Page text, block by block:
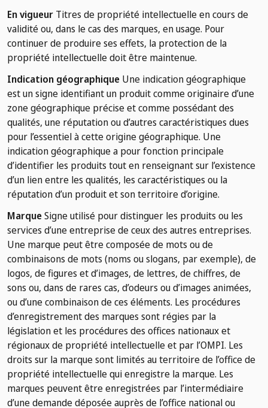
En vigueur Titres de propriété intellectuelle en cours de
validité ou, dans le cas des marques, en usage. Pour
continuer de produire ses effets, la protection de la
propriété intellectuelle doit être maintenue.
Indication géographique Une indication géographique
est un signe identifiant un produit comme originaire d’une
zone géographique précise et comme possédant des
qualités, une réputation ou d’autres caractéristiques dues
pour l’essentiel à cette origine géographique. Une
indication géographique a pour fonction principale
d’identifier les produits tout en renseignant sur l’existence
d’un lien entre les qualités, les caractéristiques ou la
réputation d’un produit et son territoire d’origine.
MarqueSigne utilisé pour distinguer les produits ou les
services d’une entreprise de ceux des autres entreprises.
Une marque peut être composée de mots ou de
combinaisons de mots (noms ou slogans, par exemple), de
logos, de figures et d’images, de lettres, de chiffres, de
sons ou, dans de rares cas, d’odeurs ou d’images animées,
ou d’une combinaison de ces éléments. Les procédures
d’enregistrement des marques sont régies par la
législation et les procédures des offices nationaux et
régionaux de propriété intellectuelle et par l’OMPI. Les
droits sur la marque sont limités au territoire de l’office de
propriété intellectuelle qui enregistre la marque. Les
marques peuvent être enregistrées par l’intermédiaire
d’une demande déposée auprès de l’office national ou